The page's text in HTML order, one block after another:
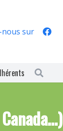
nous sur